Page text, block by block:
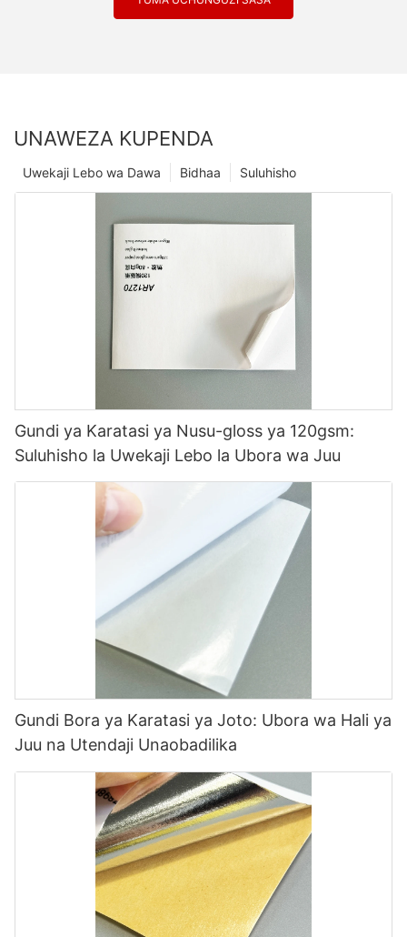
UNAWEZA KUPENDA
Suluhisho
Bidhaa
Uwekaji Lebo wa Dawa
Gundi ya Karatasi ya Nusu-gloss ya 120gsm:
Suluhisho la Uwekaji Lebo la Ubora wa Juu
Gundi Bora ya Karatasi ya Joto: Ubora wa Hali ya
Juu na Utendaji Unaobadilika